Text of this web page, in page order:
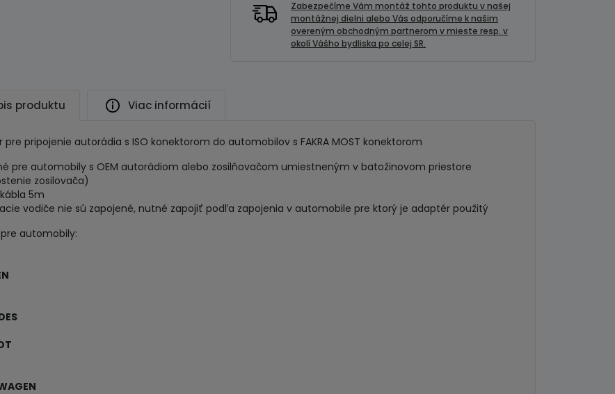
systém
FAKRA
Zabezpečíme Vám montáž tohto produktu v našej
montážnej dielni alebo Vás odporučíme k našim
overeným obchodným partnerom v mieste resp. v
okolí Vášho bydliska po celej SR.
produktu Viac informácií
pre pripojenie autorádia s ISO konektorom do automobilov s FAKRA MOST konektorom
pre automobily s OEM autorádiom alebo zosilňovačom umiestneným v batožinovom priestore
zosilovača)
5m
vodiče nie sú zapojené, nutné zapojiť podľa zapojenia v automobile pre ktorý je adaptér použitý
automobily: